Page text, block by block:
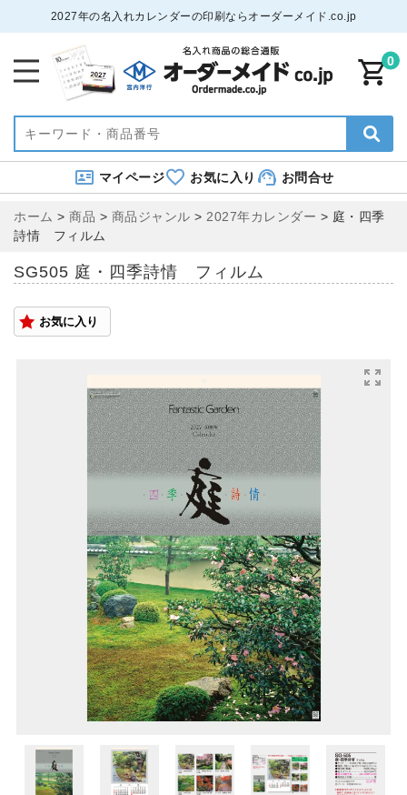
2027年の名入れカレンダーの印刷ならオーダーメイド.co.jp
0
マイページ お気に入り お問合せ
ホーム > 商品 > 商品ジャンル > 2027年カレンダー > 庭・四季
詩情 フィルム
SG505 庭・四季詩情 フィルム
お気に入り